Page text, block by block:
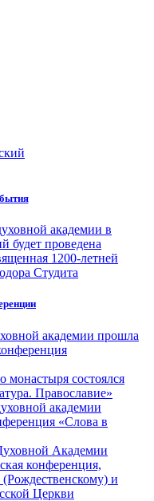
академии в
будет проведена
1200-летней
Студита
академии прошла
монастыря состоялся
Православие»
академии
«Слова в
Академии
конференция,
и
Церкви